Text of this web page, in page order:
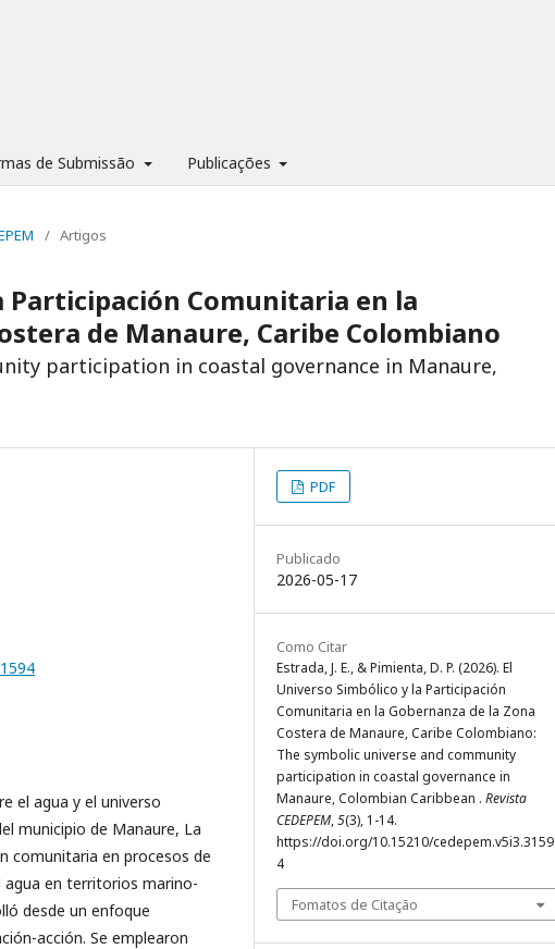
de Submissão Publicações
/ Artigos
Participación Comunitaria en la
de Manaure, Caribe Colombiano
participation in coastal governance in Manaure,
el agua y el universo
municipio de Manaure, La
comunitaria en procesos de
agua en territorios marino-
desde un enfoque
acción. Se emplearon
PDF
Publicado
2026-05-17
Como Citar
Estrada, J. E., & Pimienta, D. P. (2026). El
Universo Simbólico y la Participación
Comunitaria en la Gobernanza de la Zona
Costera de Manaure, Caribe Colombiano:
The symbolic universe and community
participation in coastal governance in
Manaure, Colombian Caribbean . Revista
CEDEPEM,5(3), 1-14.
https://doi.org/10.15210/cedepem.v5i3.3159
4
Fomatos de Citação